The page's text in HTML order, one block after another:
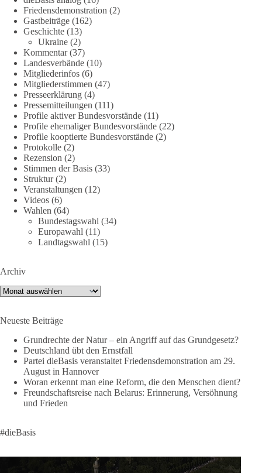
7 8
DieBasis
2 Tage(n) zuvor
Jetzt dieBasis Sachsen-Anhalt unterstützen!
Die Landtagswahl 2026 in Sachsen-Anhalt findet am 6.
September statt. Die Inhalte stehen – jetzt müssen sie gesehen,
geteilt und diskutiert werden.
Folge unseren Kanälen:
Facebook:
https://www.facebook.com/groups/diebasissachsenanhalt/
Instragram:
https://www.instagram.com/die_basis_sachsen_anhalt/
Tiktok: https://www.tiktok.com/@diebasis_sachsenanhalt
🟩🟩🟦🟦🟥🟥🟧🟧
Menschen mitbekommen, wofür wir stehen und warum es sich
lohnt, dieBasis zu wählen.
Mehr Infos:https://diebasis-st.de/wahlprogramm/
#dieBasis #Landtagswahl
#DeineStimmezählt #jetztunterstützen
58
DieBasis
Friedensdemonstration (2)
Gastbeiträge (162)
Geschichte (13)
Ukraine (2)
Kommentar(37)
Landesverbände (10)
Mitgliederinfos (6)
Mitgliederstimmen (47)
Presseerklärung (4)
Pressemitteilungen (111)
Profile aktiver Bundesvorstände (11)
Profile ehemaliger Bundesvorstände (22)
Profile kooptierte Bundesvorstände (2)
Protokolle (2)
Rezension (2)
Stimmen der Basis (33)
Struktur(2)
Veranstaltungen (12)
Videos (6)
Wahlen (64)
Bundestagswahl (34)
Europawahl (11)
Landtagswahl (15)
Archiv
Archiv
Neueste Beiträge
Grundrechte der Natur – ein Angriff auf das Grundgesetz?
Deutschland übt den Ernstfall
Partei dieBasis veranstaltet Friedensdemonstration am 29.
August in Hannover
Woran erkennt man eine Reform, die den Menschen dient?
Freundschaftsreise nach Belarus: Erinnerung, Versöhnung
und Frieden
#dieBasis